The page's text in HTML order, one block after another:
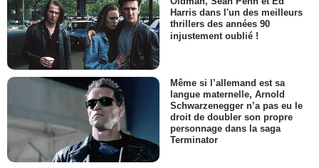
Harris dans l'un des meilleurs
thrillers des années 90
injustement oublié !
Même si l’allemand est sa
langue maternelle, Arnold
Schwarzenegger n’a pas eu le
droit de doubler son propre
personnage dans la saga
Terminator